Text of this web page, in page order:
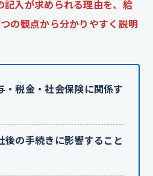
記入が求められる理由を、給
の観点から分かりやすく説明
・税金・社会保険に関係す
後の手続きに影響すること